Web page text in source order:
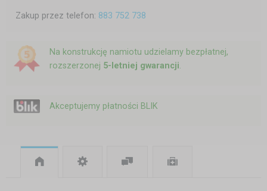
Zakup przez telefon: 883 752 738
Na konstrukcję namiotu udzielamy bezpłatnej,
rozszerzonej 5-letniej gwarancji.
Akceptujemy płatności BLIK